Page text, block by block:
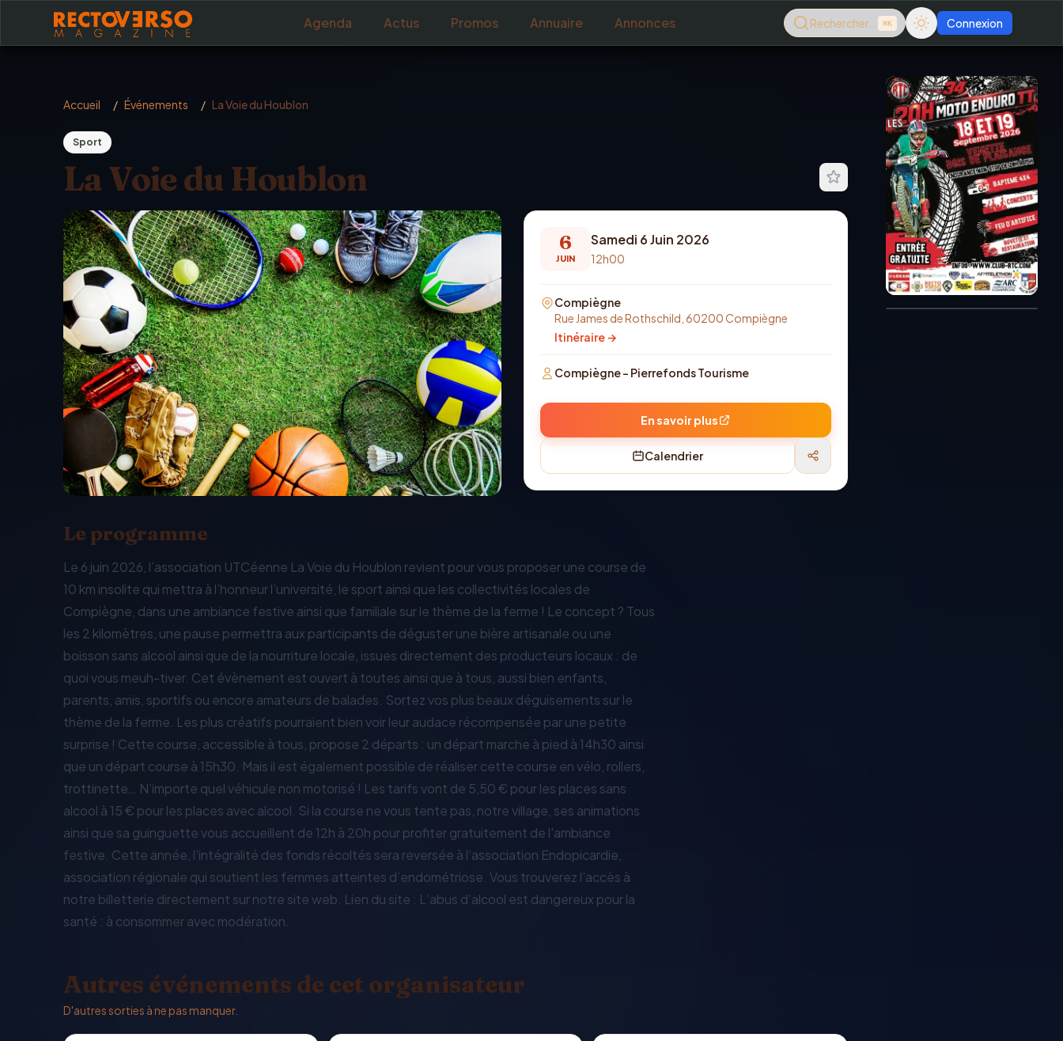
Aller au contenu principal
Agenda
Actus Promos Annuaire Annonces Rechercher… ⌘K Connexion
Accueil / Événements / La Voie du Houblon
Sport
La Voie du Houblon
6
JUIN
Samedi 6 Juin 2026
12h00
Compiègne
Rue James de Rothschild, 60200 Compiègne
Itinéraire →
Compiègne - Pierrefonds Tourisme
En savoir plus
Calendrier
Le programme
Le 6 juin 2026, l’association UTCéenne La Voie du Houblon revient pour vous proposer une course de
10 km insolite qui mettra à l’honneur l’université, le sport ainsi que les collectivités locales de
Compiègne, dans une ambiance festive ainsi que familiale sur le thème de la ferme ! Le concept ? Tous
les 2 kilomètres, une pause permettra aux participants de déguster une bière artisanale ou une
boisson sans alcool ainsi que de la nourriture locale, issues directement des producteurs locaux : de
quoi vous meuh-tiver. Cet évènement est ouvert à toutes ainsi que à tous, aussi bien enfants,
parents, amis, sportifs ou encore amateurs de balades. Sortez vos plus beaux déguisements sur le
thème de la ferme. Les plus créatifs pourraient bien voir leur audace récompensée par une petite
surprise ! Cette course, accessible à tous, propose 2 départs : un départ marche à pied à 14h30 ainsi
que un départ course à 15h30. Mais il est également possible de réaliser cette course en vélo, rollers,
trottinette… N’importe quel véhicule non motorisé ! Les tarifs vont de 5,50 € pour les places sans
alcool à 15 € pour les places avec alcool. Si la course ne vous tente pas, notre village, ses animations
ainsi que sa guinguette vous accueillent de 12h à 20h pour profiter gratuitement de l'ambiance
festive. Cette année, l’intégralité des fonds récoltés sera reversée à l’association Endopicardie,
association régionale qui soutient les femmes atteintes d’endométriose. Vous trouverez l’accès à
notre billetterie directement sur notre site web. Lien du site : L’abus d’alcool est dangereux pour la
santé : à consommer avec modération.
Autres événements de cet organisateur
D'autres sorties à ne pas manquer.
Consultez le dernier
magazine en ligne
Août2026